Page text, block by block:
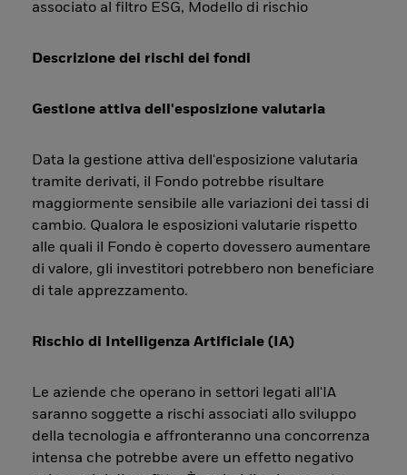
associato al filtro ESG, Modello di rischio
Descrizione dei rischi dei fondi
Gestione attiva dell'esposizione valutaria
Data la gestione attiva dell'esposizione valutaria
tramite derivati, il Fondo potrebbe risultare
maggiormente sensibile alle variazioni dei tassi di
cambio. Qualora le esposizioni valutarie rispetto
alle quali il Fondo è coperto dovessero aumentare
di valore, gli investitori potrebbero non beneficiare
di tale apprezzamento.
Rischio di Intelligenza Artificiale (IA)
Le aziende che operano in settori legati all'IA
saranno soggette a rischi associati allo sviluppo
della tecnologia e affronteranno una concorrenza
intensa che potrebbe avere un effetto negativo